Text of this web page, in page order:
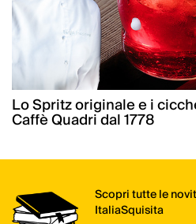
Lo Spritz originale e i
Caffè Quadri dal 1778
Scopri tutte le
ItaliaSquisita